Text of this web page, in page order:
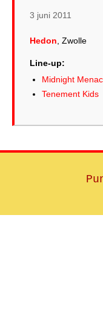
3 juni 2011
Hedon , Zwolle
Line-up:
Midnight
Tenement Kids